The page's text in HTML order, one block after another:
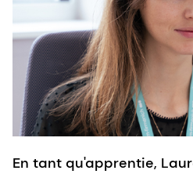
En tant qu'apprentie,